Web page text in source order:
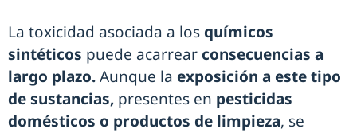
La toxicidad asociada a los químicos
sintéticos puede acarrear consecuencias a
largo plazo.Aunque la exposición a este tipo
de sustancias, presentes en pesticidas
domésticos o productos de limpieza, se